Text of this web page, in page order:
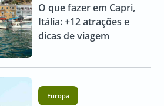
O que fazer em Capri,
Itália: +12 atrações e
dicas de viagem
Europa